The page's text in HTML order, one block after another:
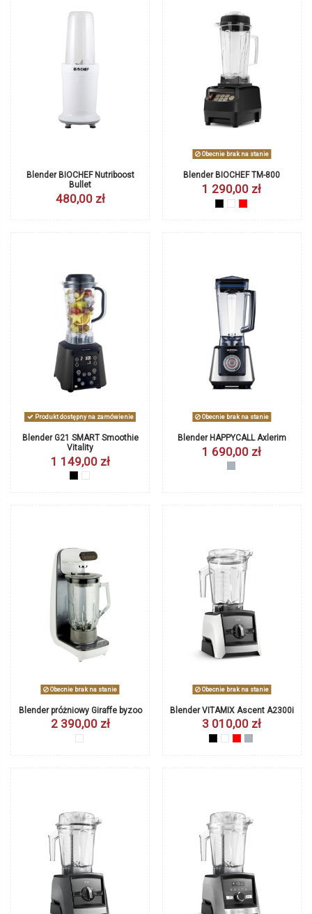
Blender BIOCHEF Nutriboost
Bullet
480,00 zł
Obecnie brak na stanie
Blender BIOCHEF TM-800
1 290,00 zł
czarny
białyczerwony
Produkt dostępny na zamówienie
Blender G21 SMART Smoothie
Vitality
1 149,00 zł
czarny
biały
Obecnie brak na stanie
Blender HAPPYCALL Axlerim
1 690,00 zł
srebrny
Obecnie brak na stanie
Blender próżniowy Giraffe byzoo
2 390,00 zł
biały
Obecnie brak na stanie
Blender VITAMIX Ascent A2300i
3 010,00 zł
czarny
białyczerwony
szary